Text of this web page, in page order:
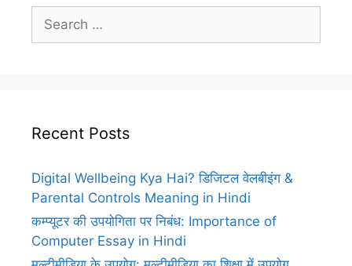
for:
Recent Posts
Digital Wellbeing Kya Hai? डिजिटल वेलबीइंग &
Parental Controls Meaning in Hindi
कम्प्यूटर की उपयोगिता पर निबंध: Importance of
Computer Essay in Hindi